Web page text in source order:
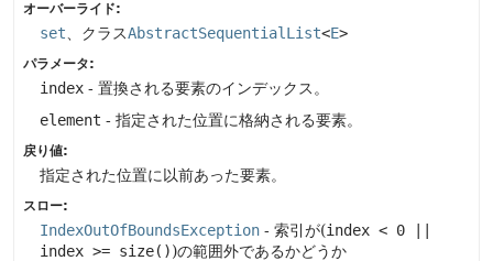
オーバーライド:
set 、クラスAbstractSequentialList<E>
パラメータ:
index - 置換される要素のインデックス。
element - 指定された位置に格納される要素。
戻り値:
指定された位置に以前あった要素。
スロー:
IndexOutOfBoundsException - 索引が(index < 0 ||
index >= size())の範囲外であるかどうか